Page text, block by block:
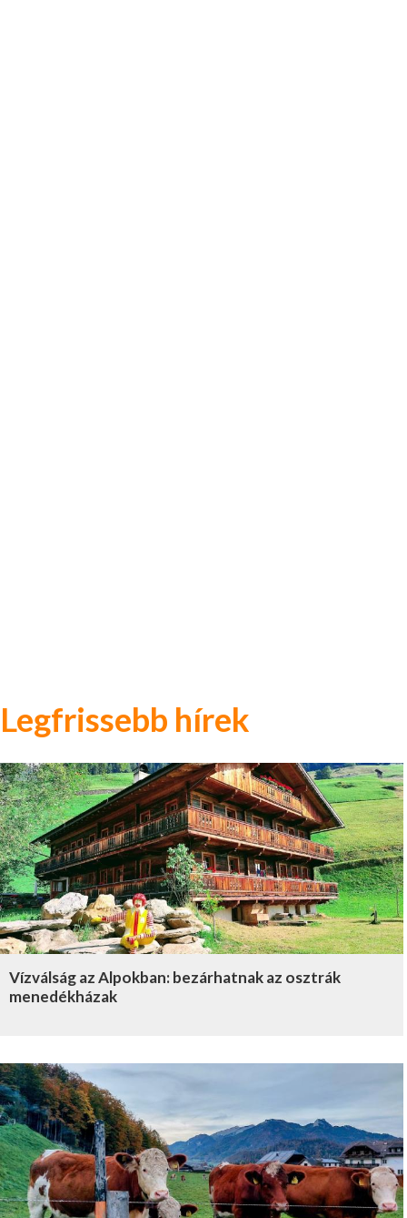
Legfrissebb hírek
Vízválság az Alpokban: bezárhatnak az osztrák
menedékházak